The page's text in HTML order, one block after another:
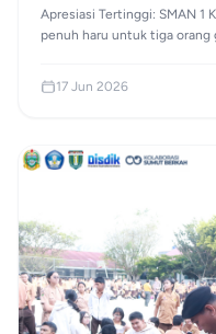
Apresiasi Tertinggi: SMAN 1
penuh haru untuk tiga orang
dan ilmu yang telah
di Smansaka!
17 Jun 2026